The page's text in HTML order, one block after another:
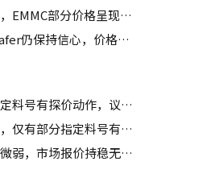
【香港】市场观望氛围浓厚，EMMC部分价格呈现下滑趋势
【台湾地区】供应端对于Wafer仍保持信心，价格微幅上扬且惜售态度不变
【深圳】买家仅针对部分指定料号有探价动作，议价动作有所减少
【香港】买家问价动作减少，仅有部分指定料号有零星询单动作
【台湾地区】需求力道依旧微弱，市场报价持稳无明显波动